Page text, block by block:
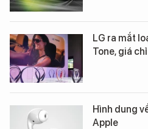
LG ra mắt
Tone, giá
Hình dung
Apple